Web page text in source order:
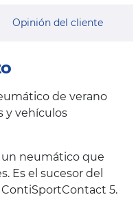
Opinión del cliente
de verano
y vehículos
neumático que
Es el sucesor del
5.